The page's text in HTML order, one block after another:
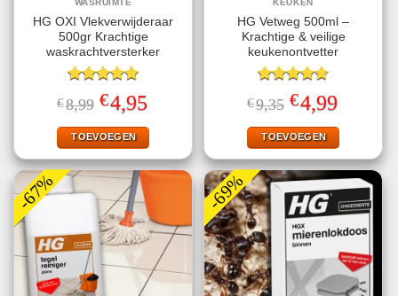
WASRUIMTE
HG OXI Vlekverwijderaar
500gr Krachtige
waskrachtversterker
Gewaardeerd
5.00uit 5
€8,99 Oorspronkelijke
prijs
was:
€8,99.
€4,95
is:
€4,95.
TOEVOEGEN
KEUKEN
HG Vetweg 500ml –
Krachtige & veilige
keukenontvetter
Gewaardeerd
4.70uit 5
€9,35 Oorspronkelijke
prijs
was:
€9,35.
€4,99
is:
€4,99.
TOEVOEGEN
-67% -69%